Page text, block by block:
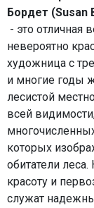
Бордет (Susan
- это отличная
невероятно
художница с
и многие годы
лесистой
всей
которых
обитатели
красоту и
служат